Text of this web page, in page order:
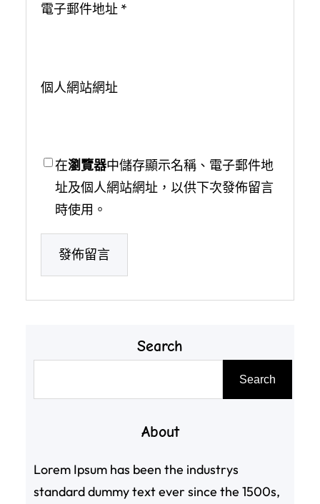
電子郵件地址 *
個人網站網址
在瀏覽器中儲存顯示名稱、電子郵件地
址及個人網站網址，以供下次發佈留言
時使用。
Search
Search
About
Lorem Ipsum has been the industrys
standard dummy text ever since the 1500s,